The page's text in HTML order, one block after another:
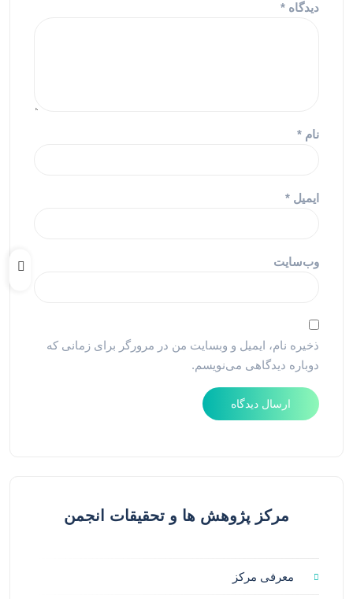
دیدگاه *
نام *
ایمیل *
وب‌سایت
ذخیره نام، ایمیل و وبسایت من در مرورگر برای زمانی که
دوباره دیدگاهی می‌نویسم.
مرکز پژوهش ها و تحقیقات انجمن
معرفی مرکز